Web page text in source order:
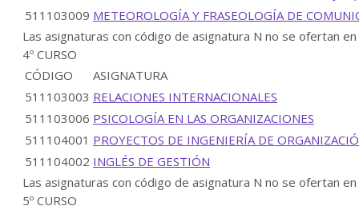
511103009 METEOROLOGÍA Y FRASEOLOGÍA DE
Las asignaturas con código de asignatura N no se ofertan
4º CURSO
CÓDIGO
ASIGNATURA
511103003 RELACIONES INTERNACIONALES
511103006 PSICOLOGÍA EN LAS ORGANIZACIONES
511104001 PROYECTOS DE INGENIERÍA DE
511104002 INGLÉS DE GESTIÓN
Las asignaturas con código de asignatura N no se ofertan
5º CURSO